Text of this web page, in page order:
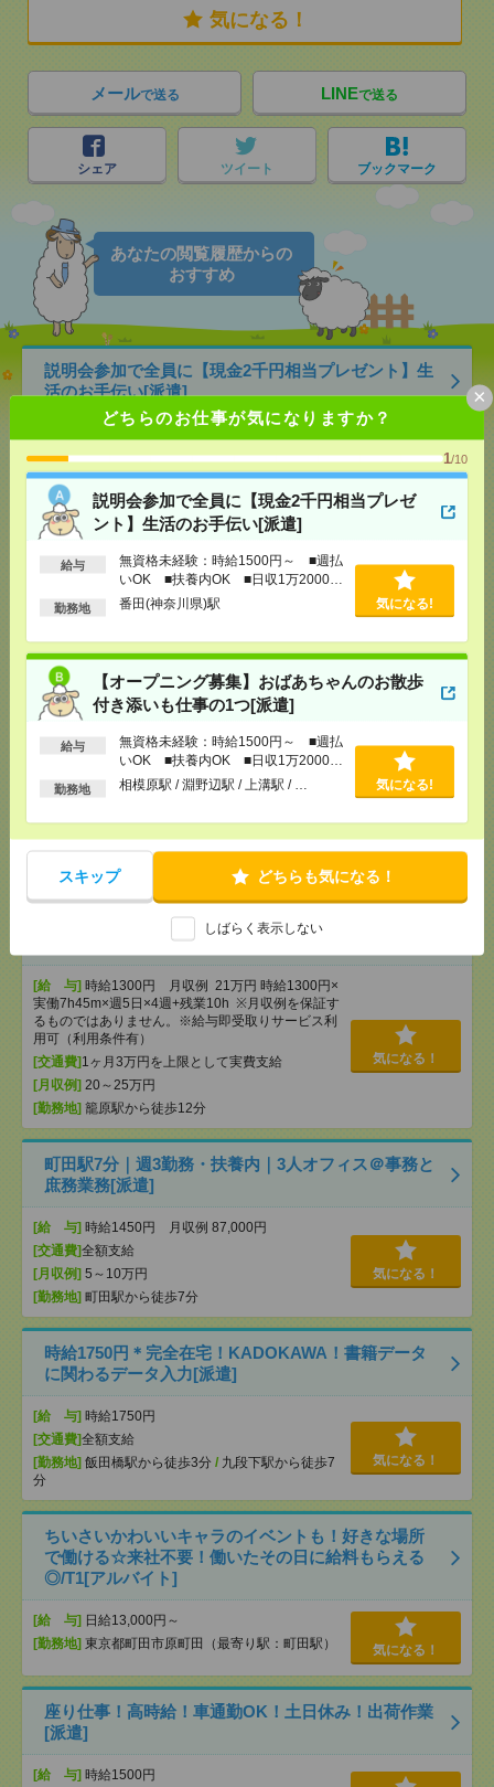
どちらのお仕事が気になりますか？
1/10
説明会参加で全員に【現金2千円相当プレゼ
ント】生活のお手伝い[派遣]
給与
無資格未経験：時給1500円～ ■週払
いOK ■扶養内OK ■日収1万2000円
以上
勤務地 番田(神奈川県)駅 気になる!
【オープニング募集】おばあちゃんのお散歩
付き添いも仕事の1つ[派遣]
給与
無資格未経験：時給1500円～ ■週払
いOK ■扶養内OK ■日収1万2000円
以上
勤務地 相模原駅 / 淵野辺駅 / 上溝駅 / … 気になる!
スキップ どちらも気になる！
しばらく表示しない
×
気になる！
メールで送る LINEで送る
シェア ツイート ブックマーク
あなたの閲覧履歴からの
おすすめ
説明会参加で全員に【現金2千円相当プレゼント】生
活のお手伝い[派遣]
OK ■扶養内OK ■日収1万2000円以上
[交通費]交通費全額支給
[勤務地]
番田(神奈川県)駅
気になる！
【オープニング募集】おばあちゃんのお散歩付き添
いも仕事の1つ[派遣]
[給 与]無資格未経験：時給1500円～ ■週払い
[交通費]交通費全額支給
[勤務地]
相模原駅/淵野辺駅/上溝駅 /…
気になる！
＜社内対応メイン＞町田市×データ入力と書類発行／
電話無[派遣]
[給 与] 時給1550円 月収例 217,000円+残業代
[交通費]全額支給
[勤務地]町田駅から民間バス15分 /成瀬駅から徒歩
18分
気になる！
未経験OK！車通勤OK＊籠原で一般事務[派遣]
[給 与] 時給1300円 月収例 21万円 時給1300円×
実働7h45m×週5日×4週+残業10h ※月収例を保証す
るものではありません。※給与即受取りサービス利
用可（利用条件有）
[交通費] 1ヶ月3万円を上限として実費支給
[月収例] 20～25万円
[勤務地] 籠原駅から徒歩12分
気になる！
町田駅7分｜週3勤務・扶養内｜3人オフィス＠事務と
庶務業務[派遣]
[給 与] 時給1450円 月収例 87,000円
[交通費]全額支給
[月収例] 5～10万円
[勤務地] 町田駅から徒歩7分
気になる！
時給1750円＊完全在宅！KADOKAWA！書籍データ
に関わるデータ入力[派遣]
[給 与] 時給1750円
[交通費]全額支給
[勤務地] 飯田橋駅から徒歩3分 / 九段下駅から徒歩7
分
気になる！
ちいさいかわいいキャラのイベントも！好きな場所
で働ける☆来社不要！働いたその日に給料もらえる
◎/T1[アルバイト]
[給 与] 日給13,000円～
[勤務地] 東京都町田市原町田（最寄り駅：町田駅） 気になる！
座り仕事！高時給！車通勤OK！土日休み！出荷作業
[派遣]
[給 与] 時給1500円